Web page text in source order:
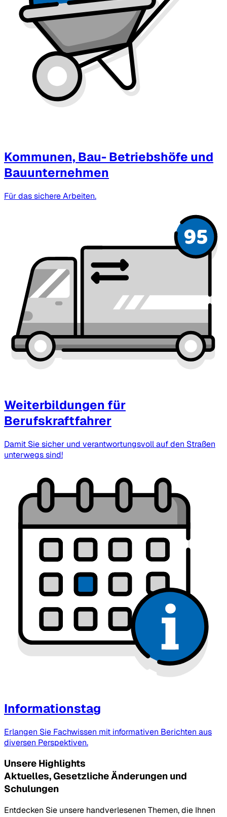
Kommunen, Bau- Betriebshöfe und
Bauunternehmen
Für das sichere Arbeiten.
Weiterbildungen für
Berufskraftfahrer
Damit Sie sicher und verantwortungsvoll auf den Straßen
unterwegs sind!
Informationstag
Erlangen Sie Fachwissen mit informativen Berichten aus
diversen Perspektiven.
Unsere Highlights
Aktuelles, Gesetzliche Änderungen und
Schulungen
Entdecken Sie unsere handverlesenen Themen, die Ihnen